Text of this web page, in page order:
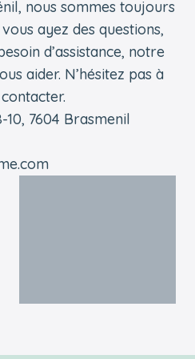
nous sommes toujours
ayez des questions,
d’assistance, notre
aider. N’hésitez pas à
10, 7604 Brasmenil